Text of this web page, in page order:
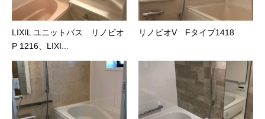
LIXIL ユニットバス リノビオ
P 1216、LIXI...
リノビオV Fタイプ1418